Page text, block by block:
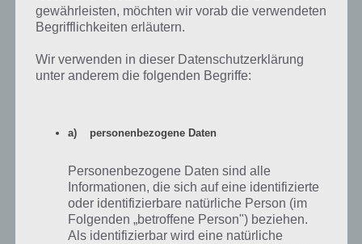
weitere aber mal anschauen. Schlecht ist das Betriebssystem nicht,
mit iOS und Android kann es aber (noch) nicht mithalten
Tweet auf Twitter
Nächster Artikel in dieser Serie
gewährleisten, möchten wir vorab die verwendeten
Begrifflichkeiten erläutern.
Wir verwenden in dieser Datenschutzerklärung
unter anderem die folgenden Begriffe:
a) personenbezogene Daten
Personenbezogene Daten sind alle
Informationen, die sich auf eine identifizierte
oder identifizierbare natürliche Person (im
Folgenden „betroffene Person") beziehen.
Als identifizierbar wird eine natürliche